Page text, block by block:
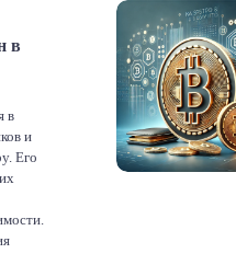
Telegram
Odnoklassniki
в
в
и
Его